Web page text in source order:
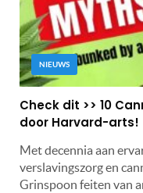
NIEUWS
Check dit >> 10
door Harvard-arts!
Met decennia aan
verslavingszorg en
Grinspoon feiten van